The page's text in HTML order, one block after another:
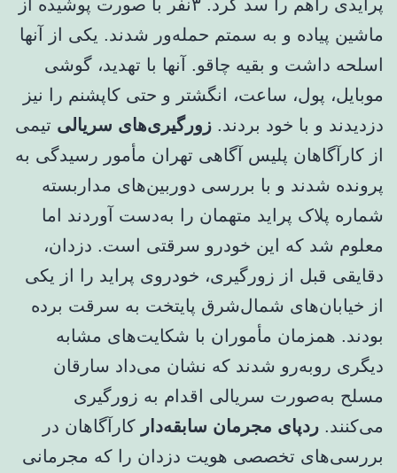
پرایدی راهم را سد کرد. ۳نفر با صورت پوشیده از
ماشین پیاده و به سمتم حمله‌ور شدند. یکی از آنها
اسلحه داشت و بقیه چاقو. آنها با تهدید، گوشی
موبایل، پول، ساعت، انگشتر و حتی کاپشنم را نیز
دزدیدند و با خود بردند. زورگیری‌های سریالی تیمی
از کارآگاهان پلیس آگاهی تهران مأمور رسیدگی به
پرونده شدند و با بررسی دوربین‌های مداربسته
شماره پلاک پراید متهمان را به‌دست آوردند اما
معلوم شد که این خودرو سرقتی است. دزدان،
دقایقی قبل از زورگیری، خودروی پراید را از یکی
از خیابان‌های شمال‌شرق پایتخت به سرقت برده
بودند. همزمان مأموران با شکایت‌های مشابه
دیگری روبه‌رو شدند که نشان می‌داد سارقان
مسلح به‌صورت سریالی اقدام به زورگیری
می‌کنند. ردپای مجرمان سابقه‌دار کارآگاهان در
بررسی‌های تخصصی هویت دزدان را که مجرمانی